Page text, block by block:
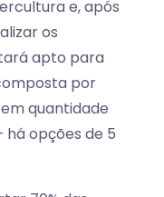
e, após
os
apto para
por
quantidade
opções de 5